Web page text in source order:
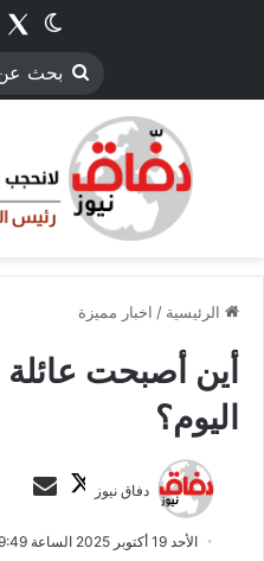
بحث
الرئيسية / اخبار مميزة
أين أصبحت
اليوم؟
دفاق نيوز
ت
ب
س
الأحد 19 أكتوبر 2025 الساعة 9:49 م